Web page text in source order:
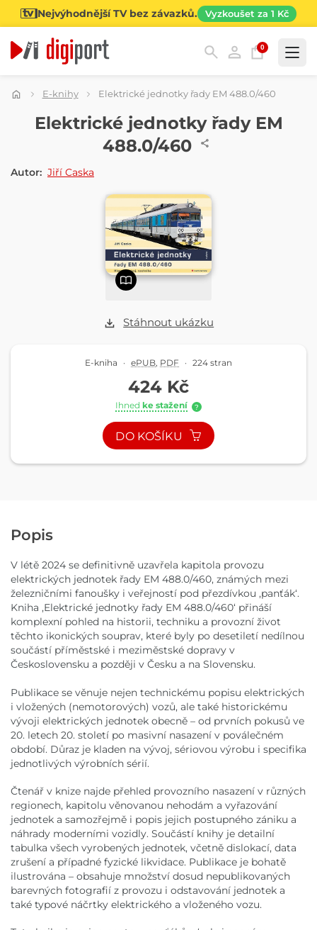
Nejvýhodnější TV bez závazků. Vyzkoušet za 1 Kč
0
Kategorie
E-knihy Elektrické jednotky řady EM 488.0/460
Stáhnout ukázku
E-KNIHAElektrické jednotky řady EM
488.0/460
Autor: Jiří Caska
E-kniha · ePUB PDF · 224 stran
424 Kč
Ihned ke stažení ?
DO KOŠÍKU
Popis
V létě 2024 se definitivně uzavřela kapitola provozu
elektrických jednotek řady EM 488.0/460, známých mezi
železničními fanoušky i veřejností pod přezdívkou ,panťák‘.
Kniha ,Elektrické jednotky řady EM 488.0/460‘ přináší
komplexní pohled na historii, techniku a provozní život
těchto ikonických souprav, které byly po desetiletí nedílnou
součástí příměstské i meziměstské dopravy v
Československu a později v Česku a na Slovensku.
Publikace se věnuje nejen technickému popisu elektrických
i vložených (nemotorových) vozů, ale také historickému
vývoji elektrických jednotek obecně – od prvních pokusů ve
20. letech 20. století po masivní nasazení v poválečném
období. Důraz je kladen na vývoj, sériovou výrobu i specifika
jednotlivých výrobních sérií.
Čtenář v knize najde přehled provozního nasazení v různých
regionech, kapitolu věnovanou nehodám a vyřazování
jednotek a samozřejmě i popis jejich postupného zániku a
náhrady moderními vozidly. Součástí knihy je detailní
tabulka všech vyrobených jednotek, včetně dislokací, data
zrušení a případné fyzické likvidace. Publikace je bohatě
ilustrována – obsahuje množství dosud nepublikovaných
barevných fotografií z provozu i odstavování jednotek a
také typové náčrtky elektrického a vloženého vozu.